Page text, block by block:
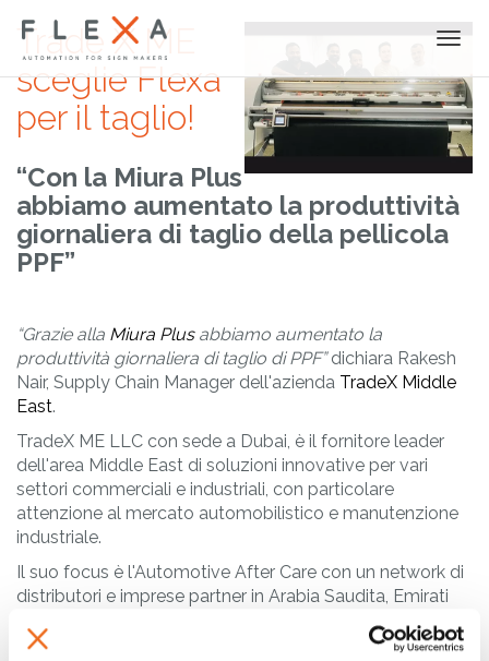
Trade X ME
sceglie Flexa
per il taglio!
“Con la Miura Plus
abbiamo aumentato la produttività
giornaliera di taglio della pellicola
PPF”
“Grazie alla Miura Plusabbiamo aumentato la
produttività giornaliera di taglio di PPF”dichiara Rakesh
Nair, Supply Chain Manager dell'azienda TradeX Middle
East.
TradeX ME LLC con sede a Dubai, è il fornitore leader
dell'area Middle East di soluzioni innovative per vari
settori commerciali e industriali, con particolare
attenzione al mercato automobilistico e manutenzione
industriale.
Il suo focus è l'Automotive After Care con un network di
distributori e imprese partner in Arabia Saudita, Emirati
Arabi, Kuwait, Iraq, Oman, Bahrain, Qatar, Sud Africa e
Kenia.